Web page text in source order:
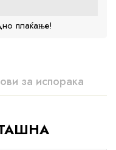
плаќање!
за испорака